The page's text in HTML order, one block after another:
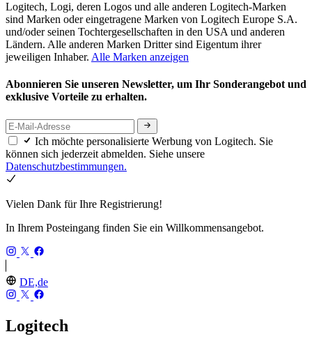
Logitech, Logi, deren Logos und alle anderen Logitech-Marken
sind Marken oder eingetragene Marken von Logitech Europe S.A.
und/oder seinen Tochtergesellschaften in den USA und anderen
Ländern. Alle anderen Marken Dritter sind Eigentum ihrer
jeweiligen Inhaber. Alle Marken anzeigen
Abonnieren Sie unseren Newsletter, um Ihr Sonderangebot und
exklusive Vorteile zu erhalten.
Ich möchte personalisierte Werbung von Logitech. Sie
können sich jederzeit abmelden. Siehe unsere
Datenschutzbestimmungen.
Vielen Dank für Ihre Registrierung!
In Ihrem Posteingang finden Sie ein Willkommensangebot.
DE,de
Logitech